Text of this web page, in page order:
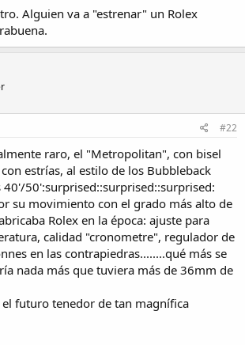
i
c
i
Alguien va a "estrenar" un Rolex
#22
raro, el "Metropolitan", con bisel
estrías, al estilo de los Bubbleback
40'/50':surprised::surprised::surprised:
su movimiento con el grado más alto de
Rolex en la época: ajuste para
calidad "cronometre", regulador de
en las contrapiedras........qué más se
nada más que tuviera más de 36mm de
el futuro tenedor de tan magnífica